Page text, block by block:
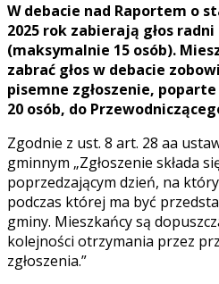
W debacie nad Raportem o
2025 rok zabierają głos
(maksymalnie 15 osób).
zabrać głos w debacie
pisemne zgłoszenie,
20 osób, do
Zgodnie z ust. 8 art. 28 aa
gminnym „Zgłoszenie składa
poprzedzającym dzień, na który
podczas której ma być
gminy. Mieszkańcy są
kolejności otrzymania przez
zgłoszenia.”